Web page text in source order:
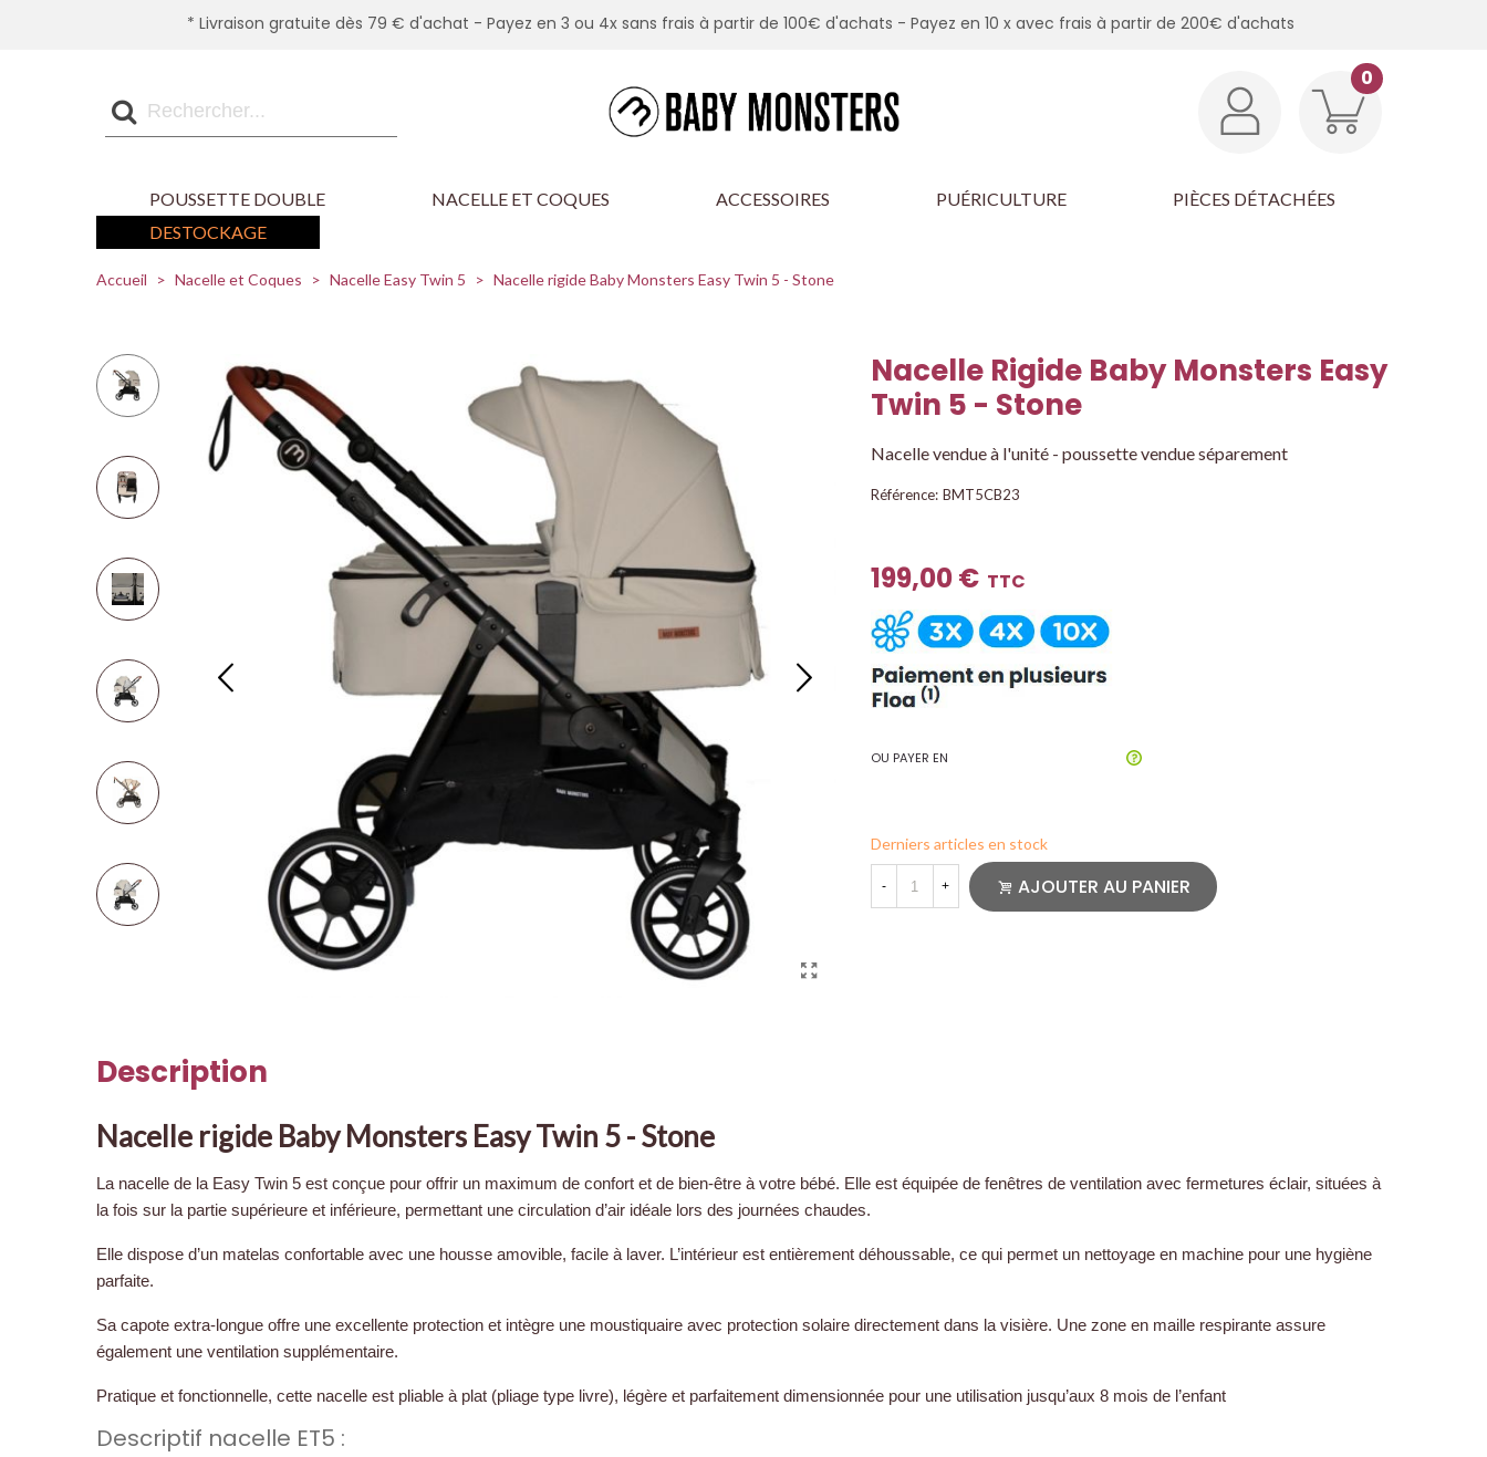
* Livraison gratuite dès 79 € d'achat - Payez en 3 ou 4x sans frais à partir de 100€ d'achats - Payez en 10 x avec frais à partir de 200€ d'achats
0
POUSSETTE DOUBLE NACELLE ET COQUES ACCESSOIRES PUÉRICULTURE
PIÈCES DÉTACHÉES
DESTOCKAGE
Accueil > Nacelle et Coques > Nacelle Easy Twin 5 > Nacelle rigide Baby Monsters Easy Twin 5 - Stone
Nacelle Rigide Baby Monsters Easy
Twin 5 - Stone
Nacelle vendue à l'unité - poussette vendue séparement
Référence: BMT5CB23
199,00 € TTC
OU PAYER EN
Derniers articles en stock
- + AJOUTER AU PANIER
Description
Nacelle rigide Baby Monsters Easy Twin 5 - Stone
La nacelle de la Easy Twin 5 est conçue pour offrir un maximum de confort et de bien-être à votre bébé. Elle est équipée de fenêtres de ventilation avec fermetures éclair, situées à
la fois sur la partie supérieure et inférieure, permettant une circulation d’air idéale lors des journées chaudes.
Elle dispose d’un matelas confortable avec une housse amovible, facile à laver. L’intérieur est entièrement déhoussable, ce qui permet un nettoyage en machine pour une hygiène
parfaite.
Sa capote extra-longue offre une excellente protection et intègre une moustiquaire avec protection solaire directement dans la visière. Une zone en maille respirante assure
également une ventilation supplémentaire.
Pratique et fonctionnelle, cette nacelle est pliable à plat (pliage type livre), légère et parfaitement dimensionnée pour une utilisation jusqu’aux 8 mois de l’enfant
Descriptif nacelle ET5 :